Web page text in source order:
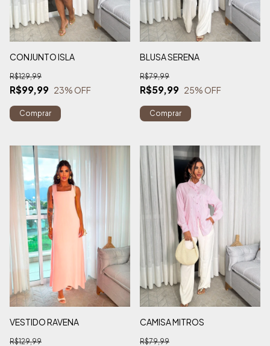
CONJUNTO ISLA
R$99,99
R$129,99
23% OFF
Comprar
BLUSA SERENA
R$59,99
R$79,99
25% OFF
Comprar
VESTIDO RAVENA
R$129,99
CAMISA MITROS
R$79,99